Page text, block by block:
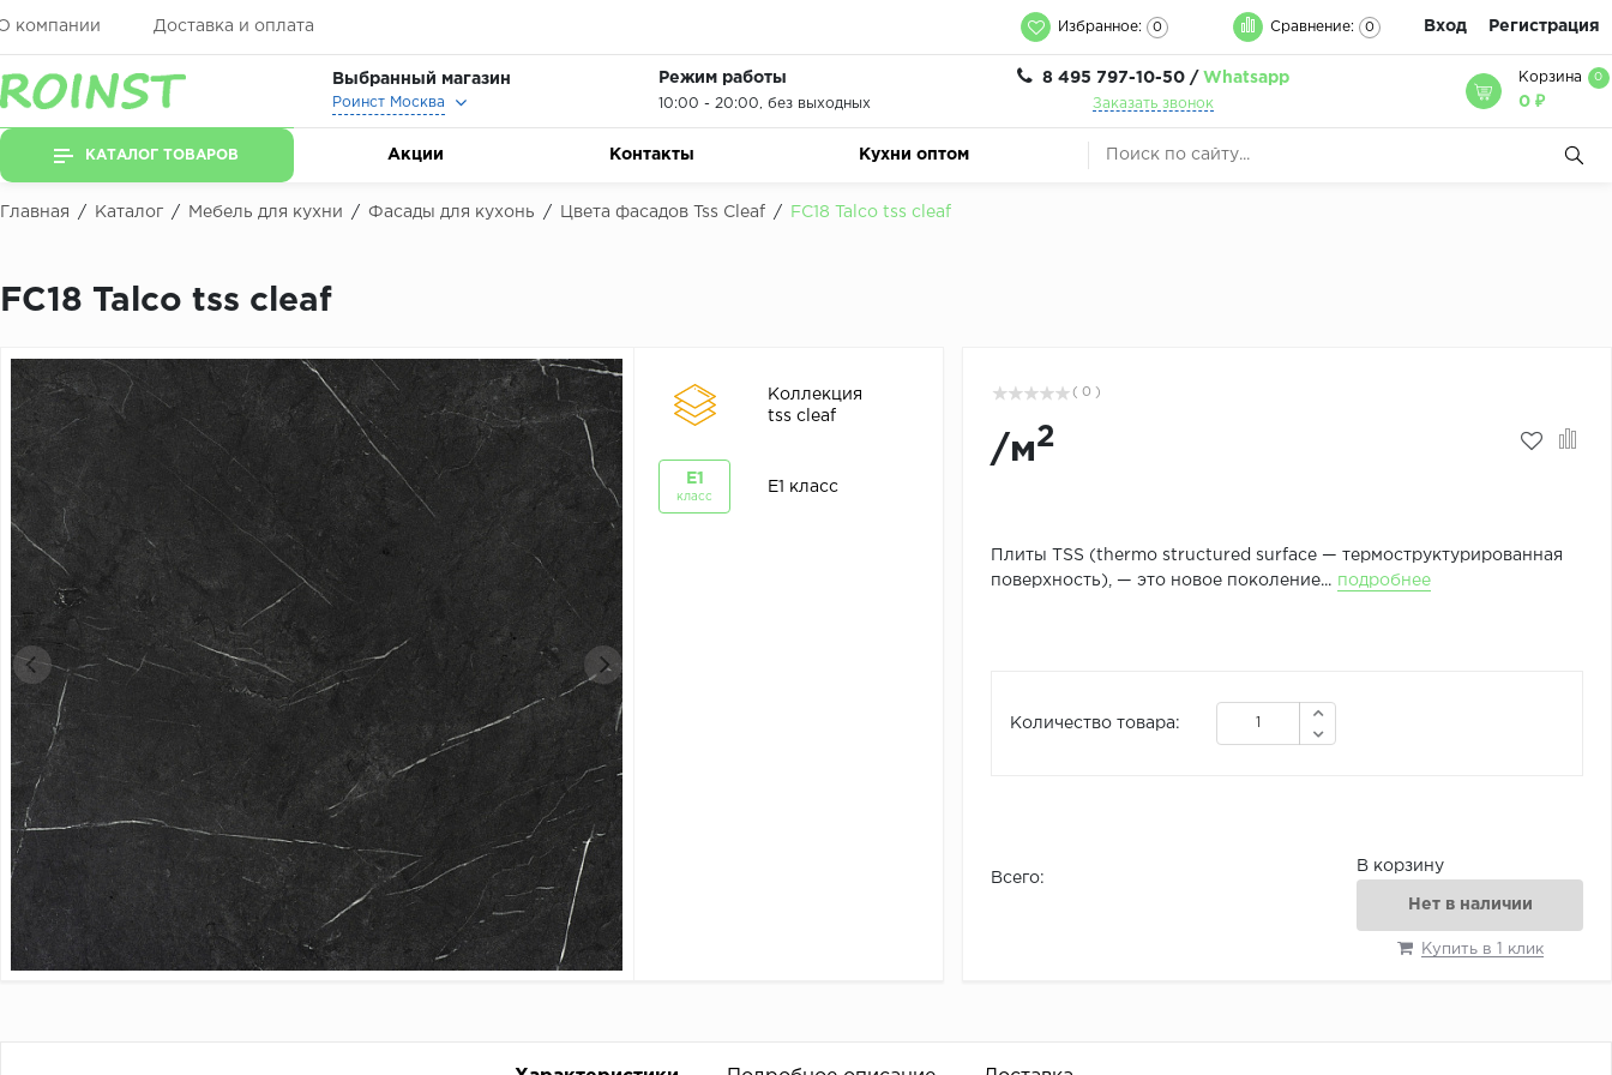
компании Доставка и оплата Избранное: 0 Сравнение: 0 Вход Регистрация
Выбранный магазин
Роинст Москва
Режим работы
10:00 - 20:00, без выходных
8 495 797-10-50 / Whatsapp
Заказать звонок
Корзина 0
0 ₽
КАТАЛОГ ТОВАРОВ Акции Контакты Кухни оптом
Главная / Каталог / Мебель для кухни / Фасады для кухонь / Цвета фасадов Tss Cleaf / FC18 Talco tss cleaf
FC18 Talco tss cleaf
Коллекция
tss cleaf
E1
класс
E1 класс
( 0 )
/м2
Плиты TSS (thermo structured surface — термоструктурированная
поверхность), — это новое поколение... подробнее
Количество товара:
Всего:
В корзину
Нет в наличии
Купить в 1 клик